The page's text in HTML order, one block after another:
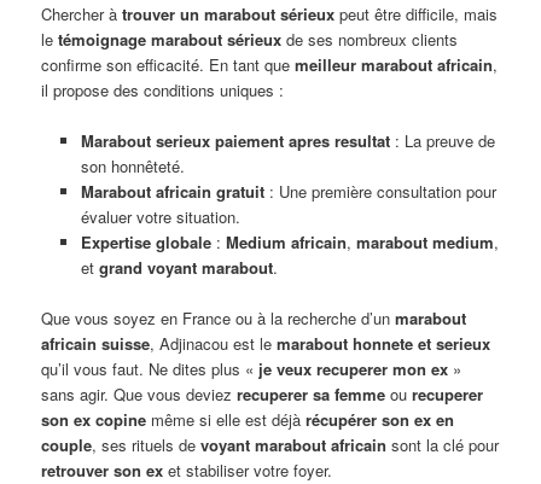
Chercher àtrouver un marabout sérieux peut être difficile, mais
letémoignage marabout sérieux de ses nombreux clients
confirme son efficacité. En tant quemeilleur marabout africain,
il propose des conditions uniques :
Marabout serieux paiement apres resultat: La preuve de
son honnêteté.
Marabout africain gratuit: Une première consultation pour
évaluer votre situation.
Expertise globale: Medium africain, marabout medium,
et grand voyant marabout.
Que vous soyez en France ou à la recherche d’unmarabout
africain suisse, Adjinacou est lemarabout honnete et serieux
qu’il vous faut. Ne dites plus « je veux recuperer mon ex »
sans agir. Que vous deviezrecuperer sa femme ourecuperer
son ex copine même si elle est déjàrécupérer son ex en
couple, ses rituels devoyant marabout africain sont la clé pour
retrouver son ex et stabiliser votre foyer.